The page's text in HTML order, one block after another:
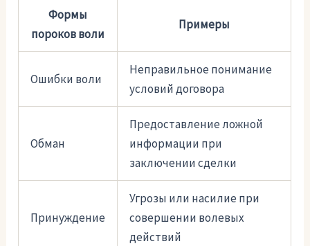
Формы
пороков воли
Примеры
Ошибки воли
Неправильное понимание
условий договора
Обман
Предоставление ложной
информации при
заключении сделки
Принуждение
Угрозы или насилие при
совершении волевых
действий